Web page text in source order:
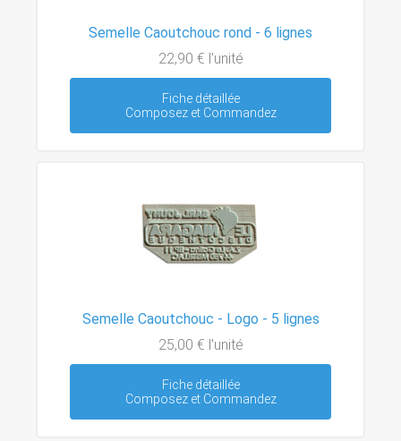
Semelle Caoutchouc rond - 6 lignes
22,90 € l'unité
Fiche détaillée
Composez et Commandez
Semelle Caoutchouc - Logo - 5 lignes
25,00 € l'unité
Fiche détaillée
Composez et Commandez